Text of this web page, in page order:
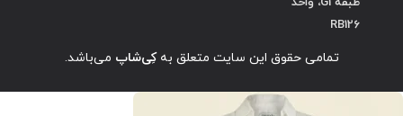
RB126
تمامی حقوق این سایت متعلق بهکِی‌شاپ می‌باشد.